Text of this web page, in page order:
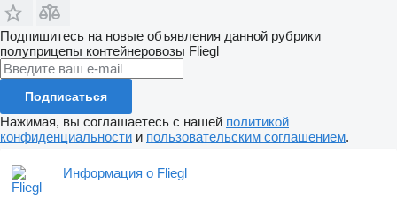
Подпишитесь на новые объявления данной рубрики
полуприцепы контейнеровозы Fliegl
Подписаться
Нажимая, вы соглашаетесь с нашей политикой
конфиденциальности и пользовательским соглашением.
Информация о Fliegl